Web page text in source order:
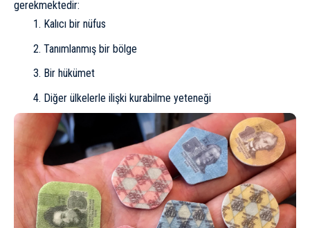
gerekmektedir:
Kalıcı bir nüfus
Tanımlanmış bir bölge
Bir hükümet
Diğer ülkelerle ilişki kurabilme yeteneği